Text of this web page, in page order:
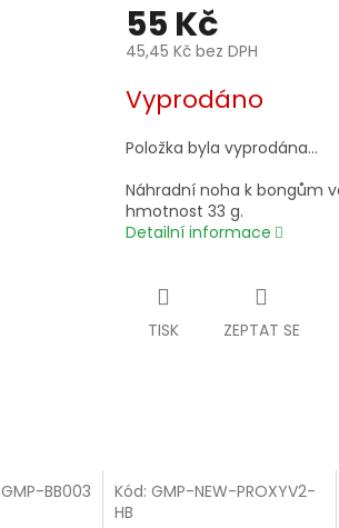
55 Kč
45,45 Kč bez DPH
cena:
Vyprodáno
Položka byla vyprodána…
Náhradní noha k bongům
hmotnost 33 g.
Detailní informace
TISK ZEPTAT SE
GMP-BB003 Kód: GMP-NEW-PROXYV2-
HB